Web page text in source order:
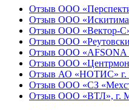
Отзыв ООО
Отзыв ООО
Отзыв ООО «Вектор-
Отзыв ООО
Отзыв ООО «AFSONA
Отзыв ООО
Отзыв АО «НОТИС» г.
Отзыв ООО «СЗ
Отзыв ООО «ВТЛ», г.